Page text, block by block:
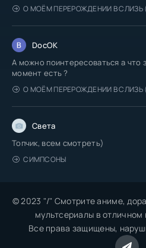
О МОЁМ ПЕРЕРОЖДЕНИИ В СЛИЗЬ
DocOK
А можно поинтересоваться а что
момент есть ?
О МОЁМ ПЕРЕРОЖДЕНИИ В СЛИЗЬ
Света
Топчик, всем смотреть)
СИМПСОНЫ
© 2023 "/" Смотрите аниме,
мультсериалы в отличном
Все права защищены,